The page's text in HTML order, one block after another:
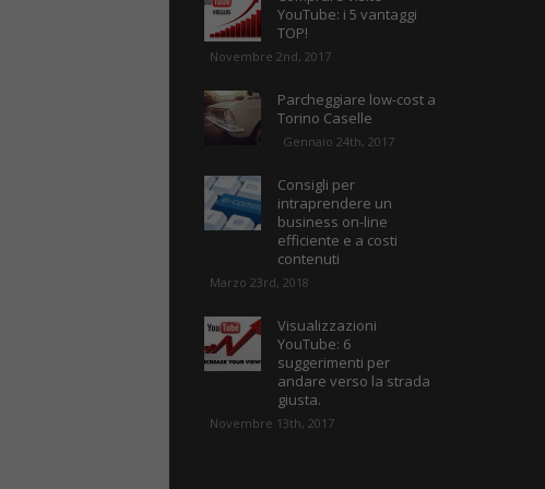
YouTube: i 5 vantaggi
TOP!
Novembre 2nd, 2017
Parcheggiare low-cost a
Torino Caselle
Gennaio 24th, 2017
Consigli per
intraprendere un
business on-line
efficiente e a costi
contenuti
Marzo 23rd, 2018
Visualizzazioni
YouTube: 6
suggerimenti per
andare verso la strada
giusta.
Novembre 13th, 2017